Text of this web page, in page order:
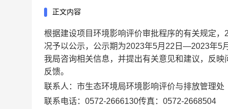
正文内容
根据建设项目环境影响评价审批程序的有关规定
况予以公示，公示期为2023年5月22日—2023年5
我局咨询相关信息，并提出有关意见和建议，反
反馈。
联系人：市生态环境局环境影响评价与排放管理处
联系电话：0572-2666130传真：0572-2668504